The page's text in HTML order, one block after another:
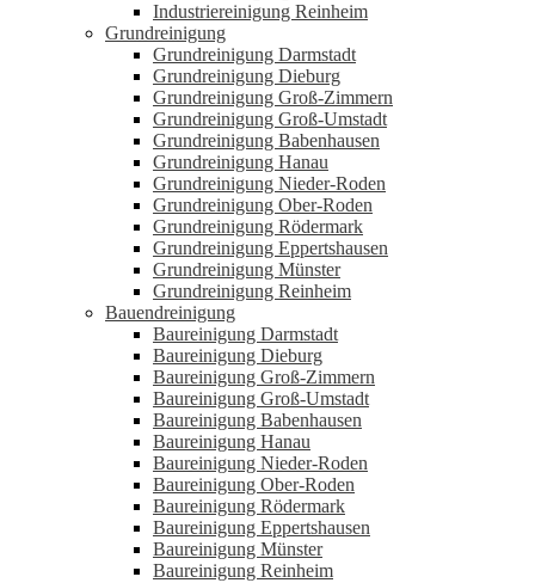
Industriereinigung Reinheim
Grundreinigung
Grundreinigung Darmstadt
Grundreinigung Dieburg
Grundreinigung Groß-Zimmern
Grundreinigung Groß-Umstadt
Grundreinigung Babenhausen
Grundreinigung Hanau
Grundreinigung Nieder-Roden
Grundreinigung Ober-Roden
Grundreinigung Rödermark
Grundreinigung Eppertshausen
Grundreinigung Münster
Grundreinigung Reinheim
Bauendreinigung
Baureinigung Darmstadt
Baureinigung Dieburg
Baureinigung Groß-Zimmern
Baureinigung Groß-Umstadt
Baureinigung Babenhausen
Baureinigung Hanau
Baureinigung Nieder-Roden
Baureinigung Ober-Roden
Baureinigung Rödermark
Baureinigung Eppertshausen
Baureinigung Münster
Baureinigung Reinheim